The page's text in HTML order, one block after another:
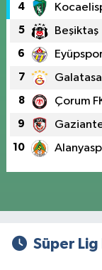
4
5 Beşiktaş
6
7
8 Çorum
9
10
Süper